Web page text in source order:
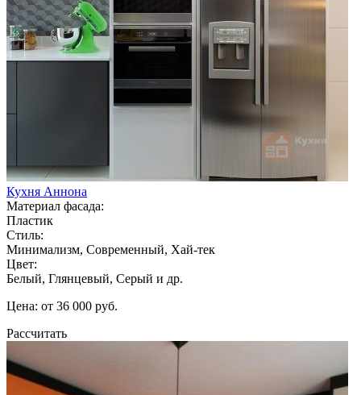
Кухня Аннона
Материал фасада:
Пластик
Стиль:
Минимализм, Современный, Хай-тек
Цвет:
Белый, Глянцевый, Серый и др.
Цена: от 36 000 руб.
Рассчитать